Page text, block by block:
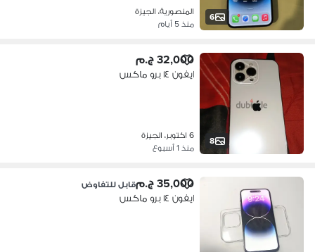
6
المنصورية، الجيزة
منذ 5 أيام
8
32,000 ج.م
ايفون ١٤ برو ماكس
6 اكتوبر، الجيزة
منذ 1 أسبوع
35,000 ج.م قابل للتفاوض
ايفون ١٤ برو ماكس